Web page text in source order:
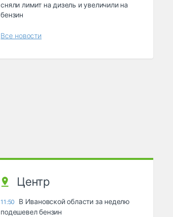
сняли лимит на дизель и увеличили на
бензин
Все новости
Центр
11:50
В Ивановской области за неделю
подешевел бензин